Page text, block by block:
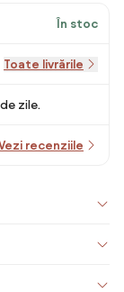
În stoc
Toate livrările
zile.
recenziile